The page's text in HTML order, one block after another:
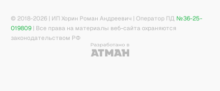
© 2018-2026 | ИП Хорин Роман Андреевич | Оператор ПД №36-25-
019809 | Все права на материалы веб-сайта охраняются
законодательством РФ